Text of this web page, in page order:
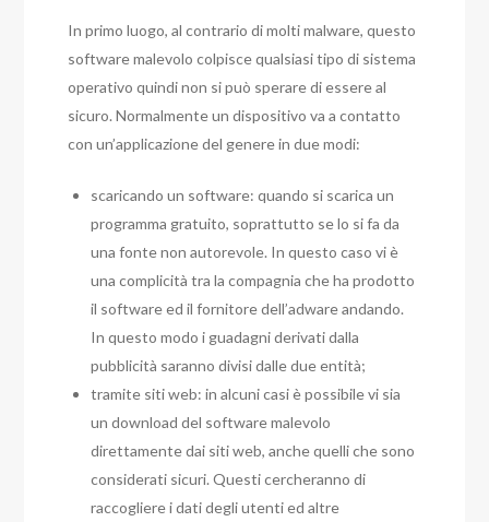
In primo luogo, al contrario di molti malware, questo
software malevolo colpisce qualsiasi tipo di sistema
operativo quindi non si può sperare di essere al
sicuro. Normalmente un dispositivo va a contatto
con un’applicazione del genere in due modi:
scaricando un software: quando si scarica un
programma gratuito, soprattutto se lo si fa da
una fonte non autorevole. In questo caso vi è
una complicità tra la compagnia che ha prodotto
il software ed il fornitore dell’adware andando.
In questo modo i guadagni derivati dalla
pubblicità saranno divisi dalle due entità;
tramite siti web: in alcuni casi è possibile vi sia
un download del software malevolo
direttamente dai siti web, anche quelli che sono
considerati sicuri. Questi cercheranno di
raccogliere i dati degli utenti ed altre